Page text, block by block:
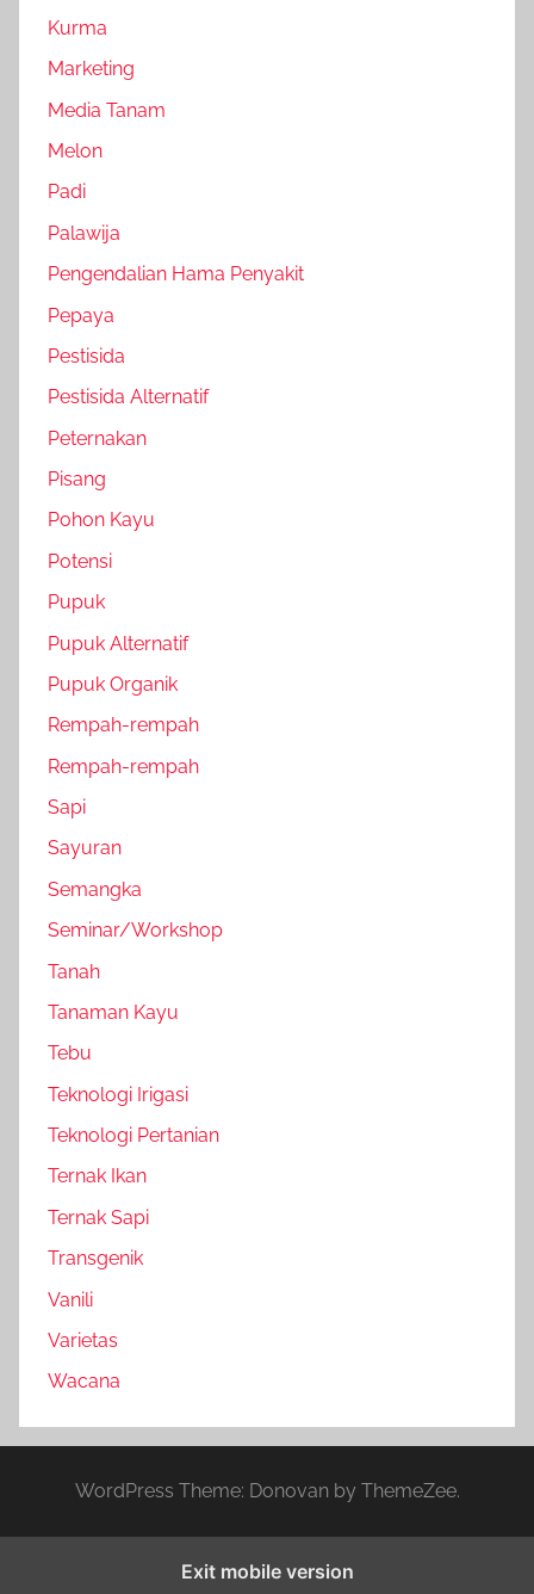
Kurma
Marketing
Media Tanam
Melon
Padi
Palawija
Pengendalian Hama Penyakit
Pepaya
Pestisida
Pestisida Alternatif
Peternakan
Pisang
Pohon Kayu
Potensi
Pupuk
Pupuk Alternatif
Pupuk Organik
Rempah-rempah
Rempah-rempah
Sapi
Sayuran
Semangka
Seminar/Workshop
Tanah
Tanaman Kayu
Tebu
Teknologi Irigasi
Teknologi Pertanian
Ternak Ikan
Ternak Sapi
Transgenik
Vanili
Varietas
Wacana
WordPress Theme: Donovan by ThemeZee.
Exit mobile version